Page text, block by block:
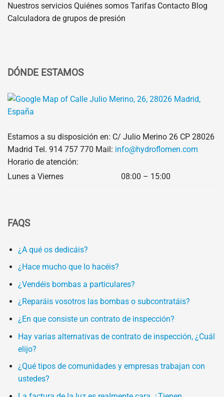
Nuestros servicios Quiénes somos Tarifas Contacto Blog
Calculadora de grupos de presión
DÓNDE ESTAMOS
Estamos a su disposición en: C/ Julio Merino 26 CP 28026
Madrid Tel. 914 757 770 Mail: info@hydroflomen.com
Horario de atención:
Lunes a Viernes
08:00 – 15:00
FAQS
¿A qué os dedicáis?
¿Hace mucho que lo hacéis?
¿Vendéis bombas a particulares?
¿Reparáis vosotros las bombas o subcontratáis?
¿En que consiste un contrato de inspección?
Hay varias alternativas de contrato de inspección, ¿Cuál
elijo?
¿Qué tipos de comunidades y empresas trabajan con
ustedes?